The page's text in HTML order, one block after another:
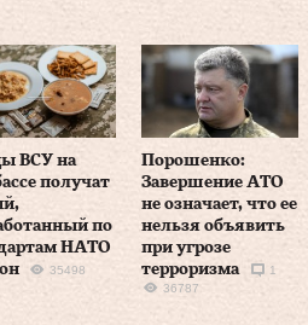
ВСУ на
получат
по
НАТО
35498
Порошенко:
Завершение АТО
не означает, что ее
нельзя объявить
при угрозе
терроризма
1
36787